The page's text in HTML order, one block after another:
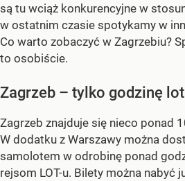
są tu wciąż konkurencyjne w
w ostatnim czasie spotykamy w
Co warto zobaczyć w Zagrzebiu?
to osobiście.
Zagrzeb – tylko godzinę
Zagrzeb znajduje się nieco ponad
W dodatku z Warszawy można
samolotem w odrobinę ponad
rejsom LOT-u. Bilety można nabyć